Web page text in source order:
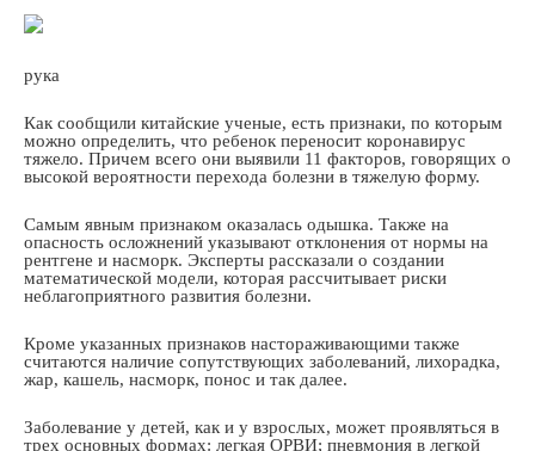
рука
Как сообщили китайские ученые, есть признаки, по которым
можно определить, что ребенок переносит коронавирус
тяжело. Причем всего они выявили 11 факторов, говорящих о
высокой вероятности перехода болезни в тяжелую форму.
Самым явным признаком оказалась одышка. Также на
опасность осложнений указывают отклонения от нормы на
рентгене и насморк. Эксперты рассказали о создании
математической модели, которая рассчитывает риски
неблагоприятного развития болезни.
Кроме указанных признаков настораживающими также
считаются наличие сопутствующих заболеваний, лихорадка,
жар, кашель, насморк, понос и так далее.
Заболевание у детей, как и у взрослых, может проявляться в
трех основных формах: легкая ОРВИ; пневмония в легкой